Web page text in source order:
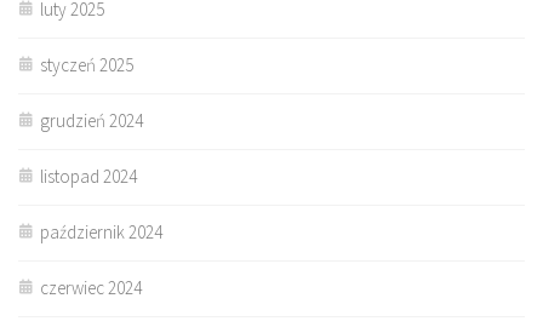
luty 2025
styczeń 2025
grudzień 2024
listopad 2024
październik 2024
czerwiec 2024